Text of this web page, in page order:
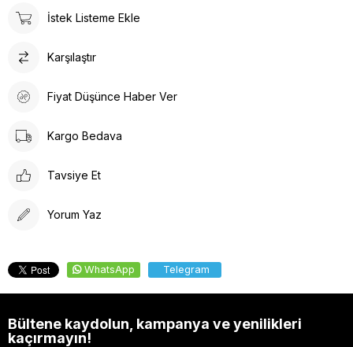
İstek Listeme Ekle
Karşılaştır
Fiyat Düşünce Haber Ver
Kargo Bedava
Tavsiye Et
Yorum Yaz
WhatsApp Telegram
Bültene kaydolun, kampanya ve yenilikleri
kaçırmayın!